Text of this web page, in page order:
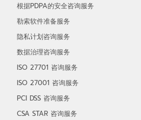
根据PDPA的安全咨询服务
勒索软件准备服务
隐私计划咨询服务
数据治理咨询服务
ISO 27701 咨询服务
ISO 27001 咨询服务
PCI DSS 咨询服务
CSA STAR 咨询服务